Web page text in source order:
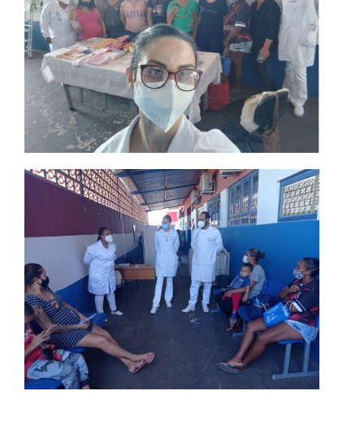
POLÍTICAS
PORTARIAS
REGIMENTOS
REGULAMENTOS
LOGIN
WEBMAIL
PORTAL DE ALUNOS
PORTAL DE PROFESSORES/ACADÊMICO
UNIESP